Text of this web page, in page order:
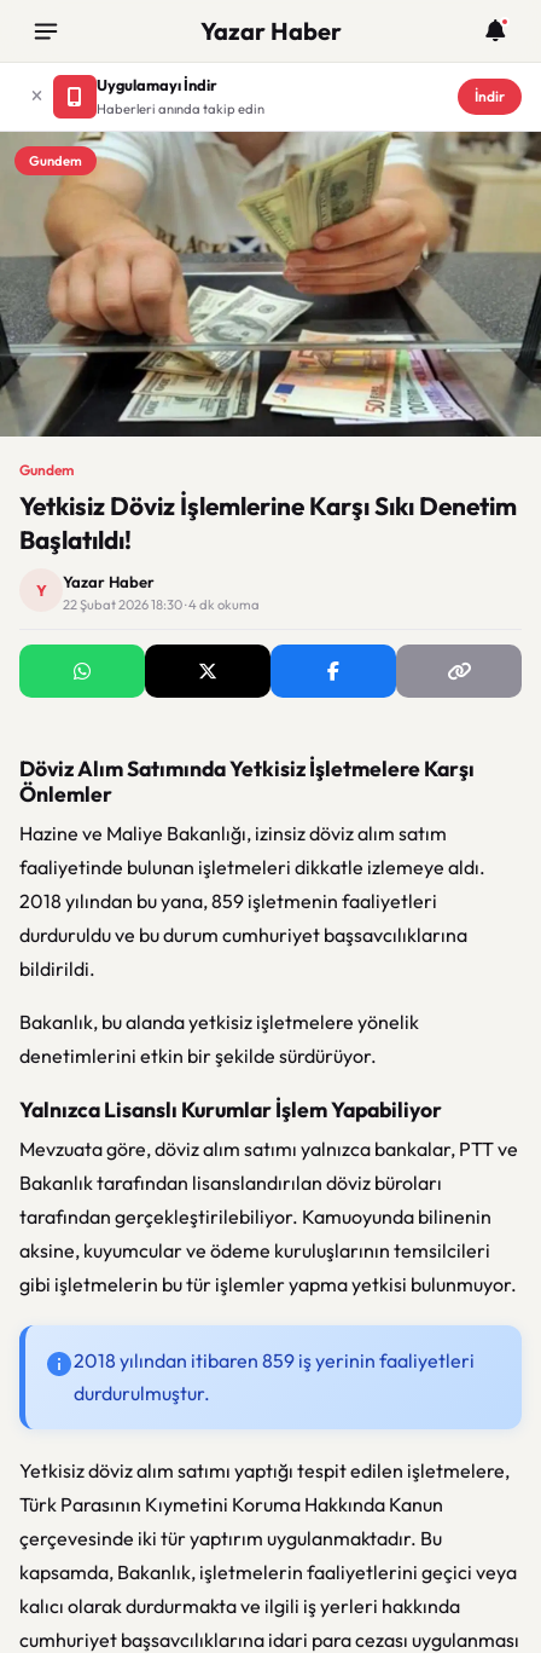
Yazar Haber
Uygulamayı İndir
Haberleri anında takip edin
İndir
Gundem
Gundem
Yetkisiz Döviz İşlemlerine Karşı Sıkı Denetim
Başlatıldı!
Y Yazar Haber
22 Şubat 2026 18:30 · 4 dk okuma
Döviz Alım Satımında Yetkisiz İşletmelere Karşı
Önlemler
Hazine ve Maliye Bakanlığı, izinsiz döviz alım satım
faaliyetinde bulunan işletmeleri dikkatle izlemeye aldı.
2018 yılından bu yana, 859 işletmenin faaliyetleri
durduruldu ve bu durum cumhuriyet başsavcılıklarına
bildirildi.
Bakanlık, bu alanda yetkisiz işletmelere yönelik
denetimlerini etkin bir şekilde sürdürüyor.
Yalnızca Lisanslı Kurumlar İşlem Yapabiliyor
Mevzuata göre, döviz alım satımı yalnızca bankalar, PTT ve
Bakanlık tarafından lisanslandırılan döviz büroları
tarafından gerçekleştirilebiliyor. Kamuoyunda bilinenin
aksine, kuyumcular ve ödeme kuruluşlarının temsilcileri
gibi işletmelerin bu tür işlemler yapma yetkisi bulunmuyor.
2018 yılından itibaren 859 iş yerinin faaliyetleri
durdurulmuştur.
Yetkisiz döviz alım satımı yaptığı tespit edilen işletmelere,
Türk Parasının Kıymetini Koruma Hakkında Kanun
çerçevesinde iki tür yaptırım uygulanmaktadır. Bu
kapsamda, Bakanlık, işletmelerin faaliyetlerini geçici veya
kalıcı olarak durdurmakta ve ilgili iş yerleri hakkında
cumhuriyet başsavcılıklarına idari para cezası uygulanması